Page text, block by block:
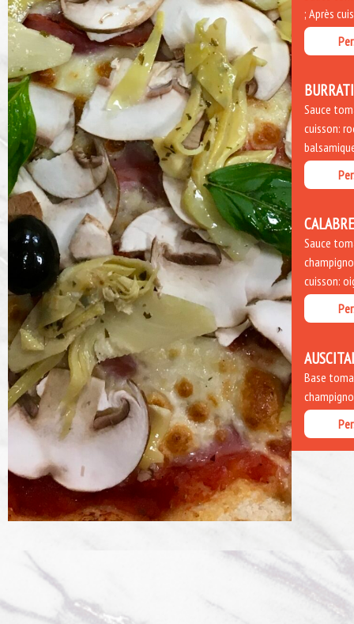
; Après
Sauce
cuisson:
Sauce
cuisson:
Base